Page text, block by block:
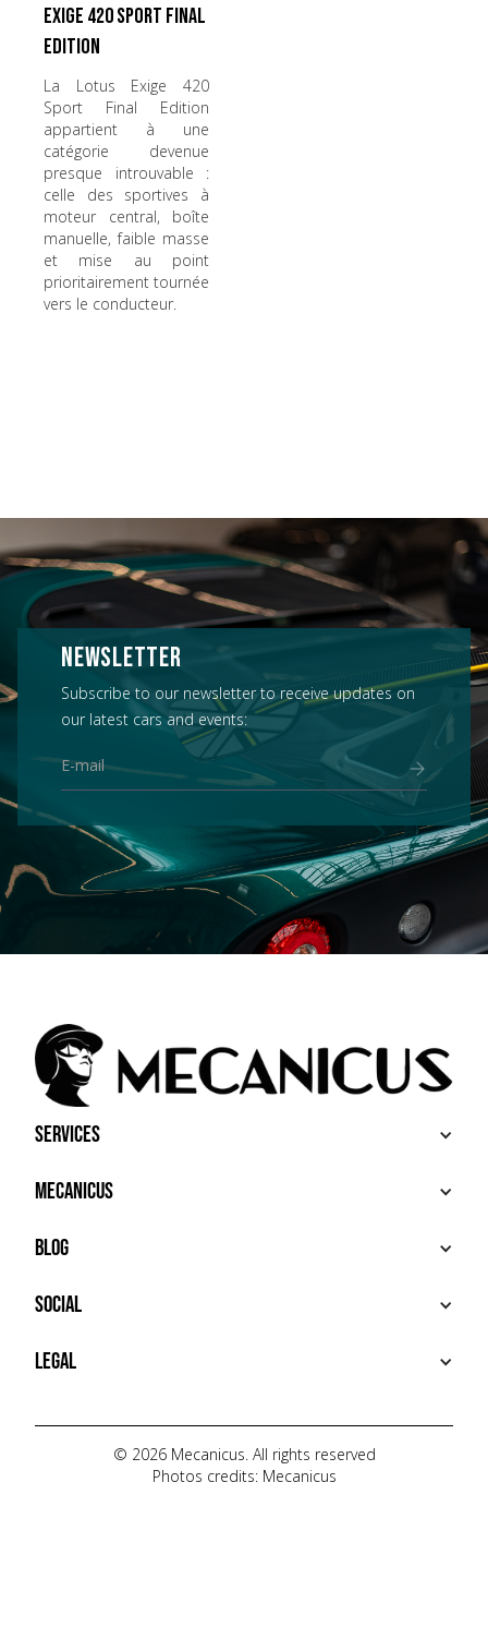
Exige 420 Sport Final
Edition
La Lotus Exige 420
Sport Final Edition
appartient à une
catégorie devenue
presque introuvable :
celle des sportives à
moteur central, boîte
manuelle, faible masse
et mise au point
prioritairement tournée
vers le conducteur.
NEWSLETTER
Subscribe to our newsletter to receive updates on
our latest cars and events:
Services
BUY
SELL
ADDITIONAL SERVICES
Mecanicus
ABOUT
HOUSE MECANICUS
CONTACT
Blog
NEWS
VIDÉOS
Social
INSTAGRAM
TIKTOK
YOUTUBE
Legal
PRIVACY POLICY
© 2026 Mecanicus. All rights reserved
Photos credits: Mecanicus